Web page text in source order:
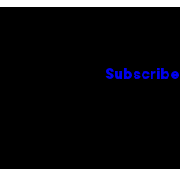
Subscribe